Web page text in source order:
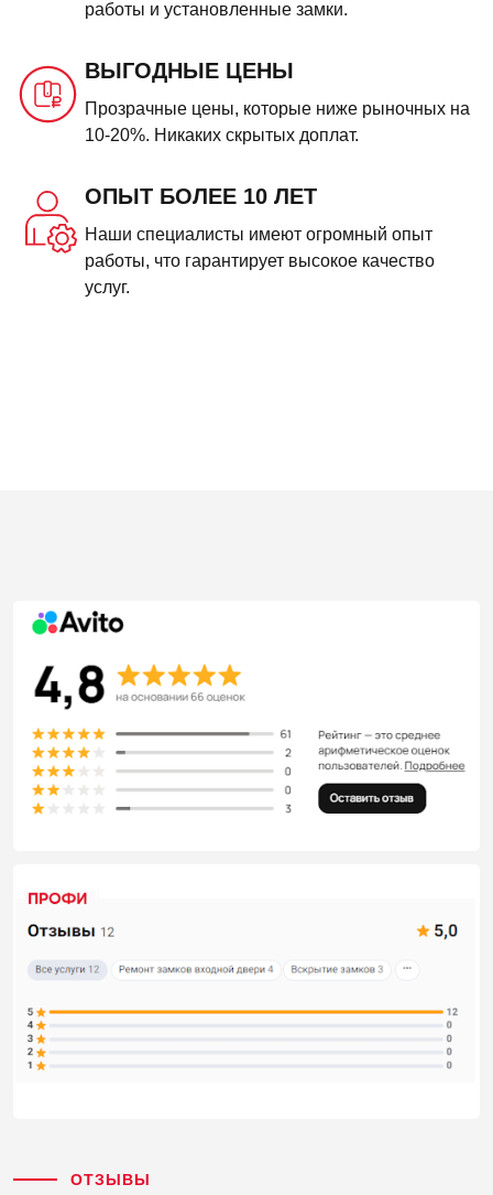
работы и установленные замки.
ВЫГОДНЫЕ ЦЕНЫ
Прозрачные цены, которые ниже рыночных на
10-20%. Никаких скрытых доплат.
ОПЫТ БОЛЕЕ 10 ЛЕТ
Наши специалисты имеют огромный опыт
работы, что гарантирует высокое качество
услуг.
ОТЗЫВЫ